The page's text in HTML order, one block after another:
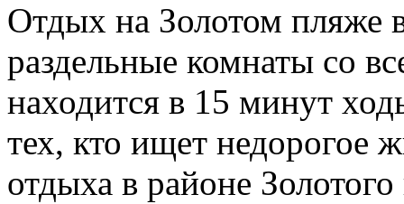
Отдых на Золотом пляже
раздельные комнаты со
находится в 15 минут
тех, кто ищет недорогое
отдыха в районе